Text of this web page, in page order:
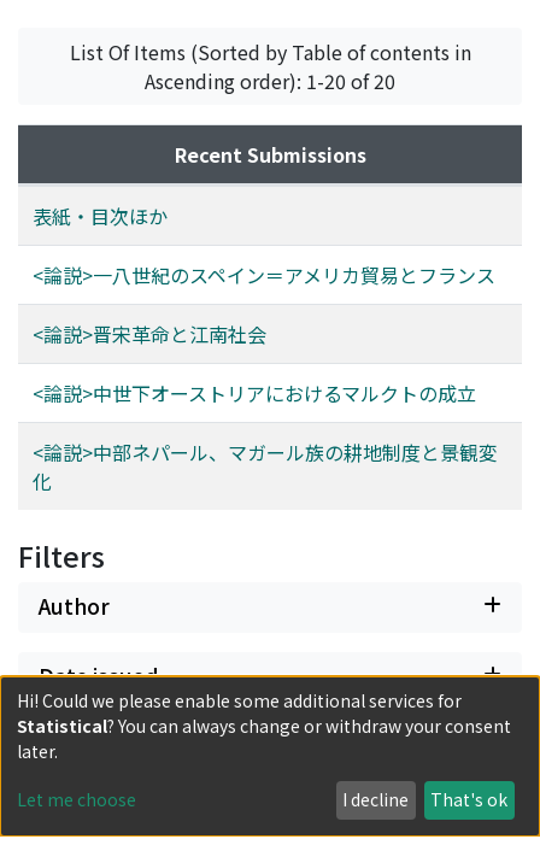
List Of Items (Sorted by Table of contents in
Ascending order): 1-20 of 20
Recent Submissions
表紙・目次ほか
<論説>一八世紀のスペイン＝アメリカ貿易とフランス
<論説>晋宋革命と江南社会
<論説>中世下オーストリアにおけるマルクトの成立
<論説>中部ネパール、マガール族の耕地制度と景観変
化
Filters
Author
Date issued
Classification
Document Type
Hi! Could we please enable some additional services for
Statistical? You can always change or withdraw your consent
later.
Let me choose I decline That's ok